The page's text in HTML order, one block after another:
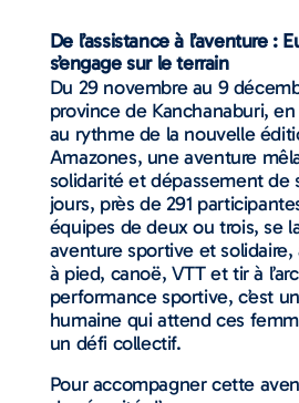
De l’assistance à l’aventure :
s’engage sur le terrain
Du 29 novembre au 9
province de Kanchanaburi,
au rythme de la nouvelle
Amazones, une aventure
solidarité et dépassement de
jours, près de 291
équipes de deux ou trois, se
aventure sportive et
à pied, canoë, VTT et tir à
performance sportive, c’est
humaine qui attend ces
un défi collectif.
Pour accompagner cette